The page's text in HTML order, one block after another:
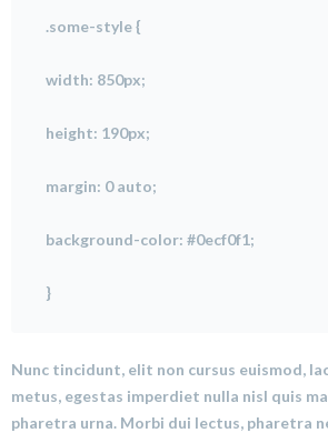
.some-style {
width: 850px;
height: 190px;
margin: 0 auto;
background-color: #0ecf0f1;
}
Nunc tincidunt, elit non cursus euismod,
metus, egestas imperdiet nulla nisl quis
pharetra urna. Morbi dui lectus, pharetra